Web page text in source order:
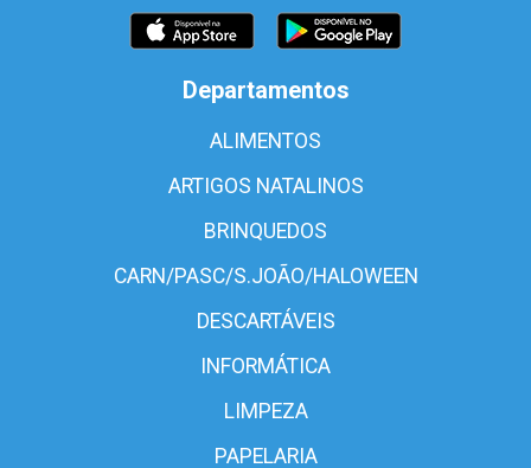
Departamentos
ALIMENTOS
ARTIGOS NATALINOS
BRINQUEDOS
CARN/PASC/S.JOÃO/HALOWEEN
DESCARTÁVEIS
INFORMÁTICA
LIMPEZA
PAPELARIA